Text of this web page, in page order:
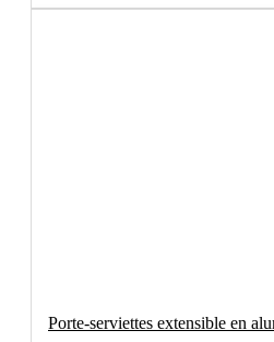
Porte-serviettes extensible en